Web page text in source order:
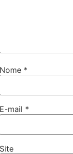
Nome *
E-mail *
Site